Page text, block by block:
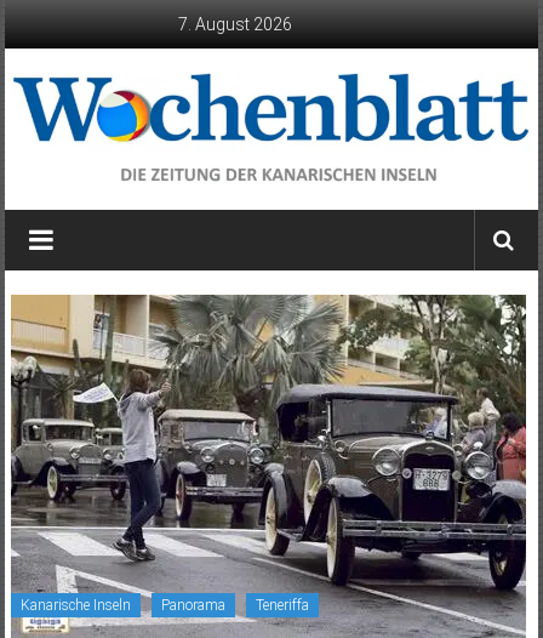
7. August 2026
Wochenblatt
die
der
Kanarischen
Inseln
Kanarische Inseln Panorama Teneriffa